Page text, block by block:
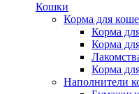
Кошки
Корма для
Корма
Корма
Корма
Наполнители